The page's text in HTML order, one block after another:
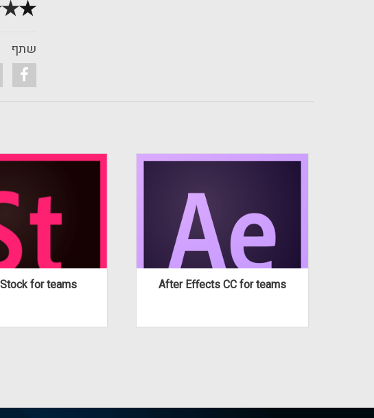
שתף
for teams After Effects CC for teams